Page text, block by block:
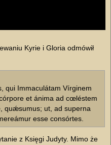
Kyrie i Gloria odmówił
qui Immaculátam Vírginem
et ánima ad cœléstem
quǽsumus; ut, ad superna
esse consórtes.
z Księgi Judyty. Mimo że